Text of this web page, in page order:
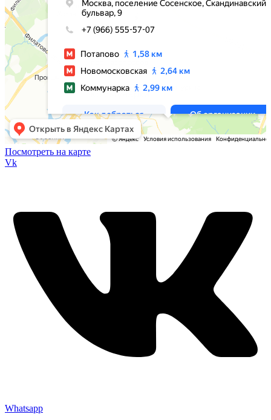
Посмотреть на карте
Vk
Whatsapp